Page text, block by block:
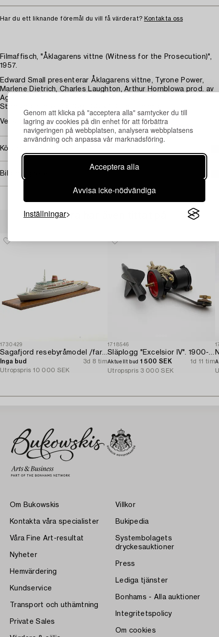
Genom att klicka på "acceptera alla" samtycker du till
lagring av cookies på din enhet för att förbättra
navigeringen på webbplatsen, analysera webbplatsens
användning och anpassa vår marknadsföring.
Acceptera alla
Avvisa icke-nödvändiga
Inställningar
Har du ett liknande föremål du vill få värderat? Kontakta oss
Filmaffisch, "Åklagarens vittne (Witness for the Prosecution)",
1957.
Edward Small presenterar Åklagarens vittne, Tyrone Power,
Marlene Dietrich, Charles Laughton, Arthur Hornblowa prod. av
Agatha Christies thriller, United Artists. Bok-Lito AB, Borås.
Stämplad numrering 708. 100 x 69 cm. Oramad.
Veck. Smärre skador. Kantlagningar.
Köpinformation
Bildrättigheter
Andra har även tittat på
1730429
Sagafjord resebyråmodel /fartygsmodel.
Inga bud
3d 8 tim
Utropspris 10 000 SEK
1718546
Aktuellt bud 1 500 SEK
1d 11 tim
Utropspris 3 000 SEK
Om Bukowskis
Kontakta våra specialister
Våra Fine Art-resultat
Nyheter
Hemvärdering
Kundservice
Transport och uthämtning
Private Sales
Villkor
Bukipedia
Systembolagets
dryckesauktioner
Press
Lediga tjänster
Bonhams - Alla auktioner
Integritetspolicy
Om cookies